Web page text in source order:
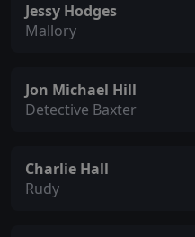
Jessy Hodges
Mallory
Jon Michael Hill
Detective Baxter
Charlie Hall
Rudy